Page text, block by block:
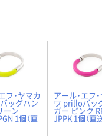
フ・ヤマカ
ッグハン
ーン
1個（直
アール・エフ
ワ prilloバッ
ガー ピンク
JPPK 1個（直